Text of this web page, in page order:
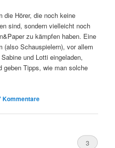
die Hörer, die noch keine
sind, sondern vielleicht noch
zu kämpfen haben. Eine
(also Schauspielern), vor allem
und Lotti eingeladen,
geben Tipps, wie man solche
Kommentare
3